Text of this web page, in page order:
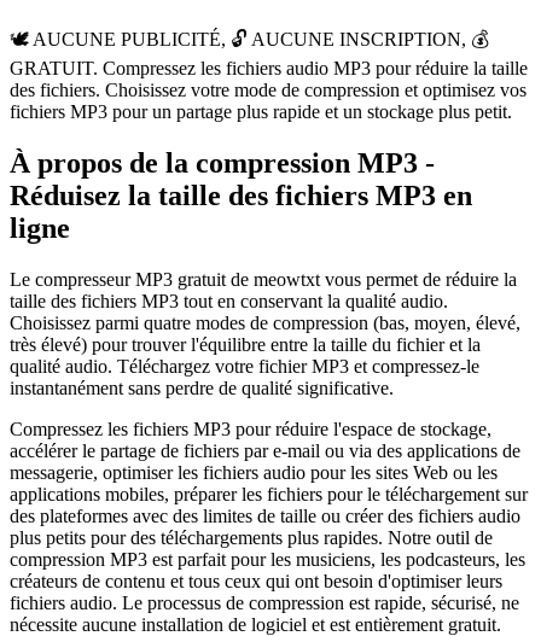
🕊️ AUCUNE PUBLICITÉ, 🔓 AUCUNE INSCRIPTION, 💰
GRATUIT. Compressez les fichiers audio MP3 pour réduire la taille
des fichiers. Choisissez votre mode de compression et optimisez vos
fichiers MP3 pour un partage plus rapide et un stockage plus petit.
À propos de la compression MP3 -
Réduisez la taille des fichiers MP3 en
ligne
Le compresseur MP3 gratuit de meowtxt vous permet de réduire la
taille des fichiers MP3 tout en conservant la qualité audio.
Choisissez parmi quatre modes de compression (bas, moyen, élevé,
très élevé) pour trouver l'équilibre entre la taille du fichier et la
qualité audio. Téléchargez votre fichier MP3 et compressez-le
instantanément sans perdre de qualité significative.
Compressez les fichiers MP3 pour réduire l'espace de stockage,
accélérer le partage de fichiers par e-mail ou via des applications de
messagerie, optimiser les fichiers audio pour les sites Web ou les
applications mobiles, préparer les fichiers pour le téléchargement sur
des plateformes avec des limites de taille ou créer des fichiers audio
plus petits pour des téléchargements plus rapides. Notre outil de
compression MP3 est parfait pour les musiciens, les podcasteurs, les
créateurs de contenu et tous ceux qui ont besoin d'optimiser leurs
fichiers audio. Le processus de compression est rapide, sécurisé, ne
nécessite aucune installation de logiciel et est entièrement gratuit.